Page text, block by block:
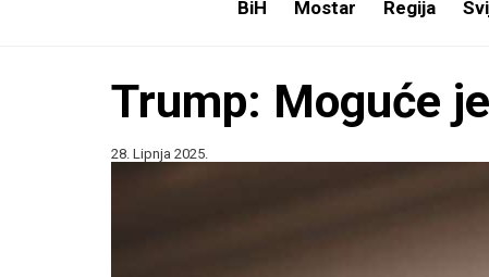
BiH Mostar Regija
Trump: Moguće
28. Lipnja 2025.